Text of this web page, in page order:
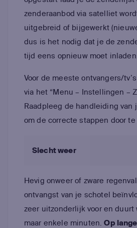
zenderaanbod via satelliet
uitgebreid of bijgewerkt
dus is het nodig dat je de
tijd eens opnieuw moet
Voor de meeste ontvangers/
via het “Menu – Instellingen –
Raadpleeg de handleiding van
om de correcte stappen door
Slecht weer
Hevig onweer of zware
ontvangst van je schotel
zeer uitzonderlijk voor en
maar enkele minuten.Op